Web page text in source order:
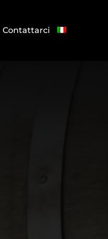
Contattarci